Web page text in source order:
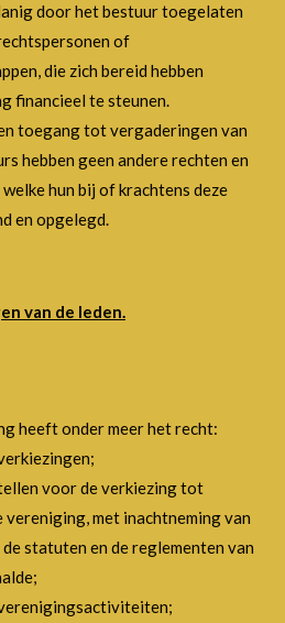
door het bestuur toegelaten
of
die zich bereid hebben
financieel te steunen.
toegang tot vergaderingen van
hebben geen andere rechten en
hun bij of krachtens deze
en opgelegd.
van de leden.
heeft onder meer het recht:
voor de verkiezing tot
met inachtneming van
statuten en de reglementen van